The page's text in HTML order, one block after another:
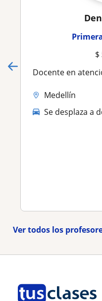
$
Docente en atención
Medellín
Se desplaza a
Ver todos los